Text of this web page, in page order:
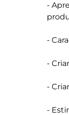
-
-
-
-
-